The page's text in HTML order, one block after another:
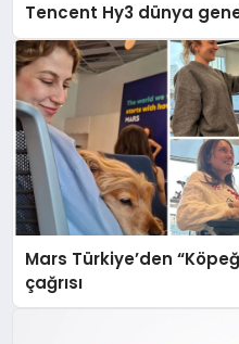
Tencent Hy3 dünya
Mars Türkiye’den
çağrısı